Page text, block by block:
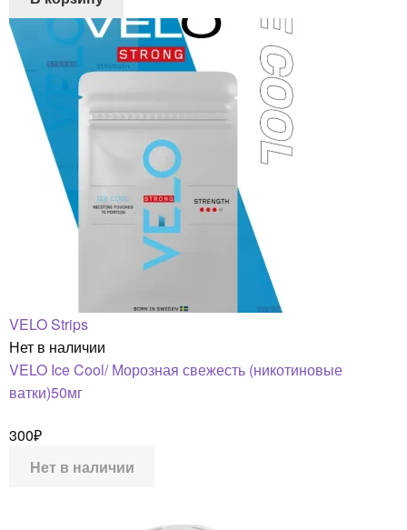
VELO Strips
Нет в наличии
VELO Ice Cool/ Морозная свежесть (никотиновые
ватки)50мг
300₽
Нет в наличии